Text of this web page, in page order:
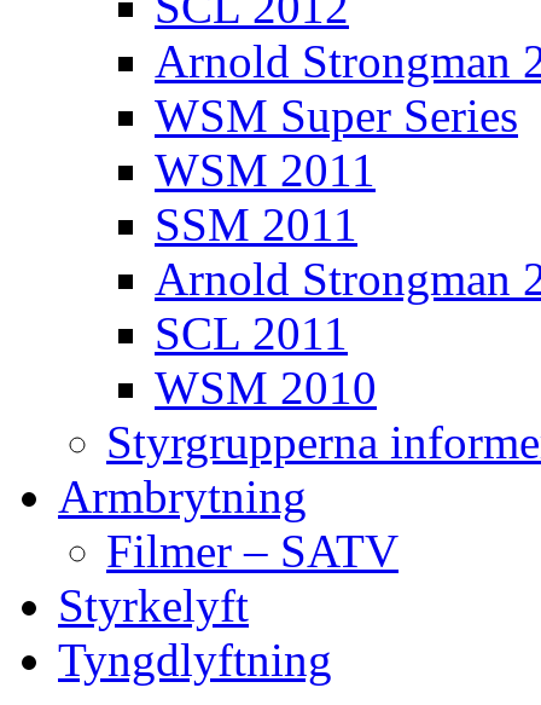
Arnold Strongman
WSM Super Series
WSM 2011
SSM 2011
Arnold Strongman
SCL 2011
WSM 2010
Styrgrupperna
Armbrytning
Filmer – SATV
Styrkelyft
Tyngdlyftning